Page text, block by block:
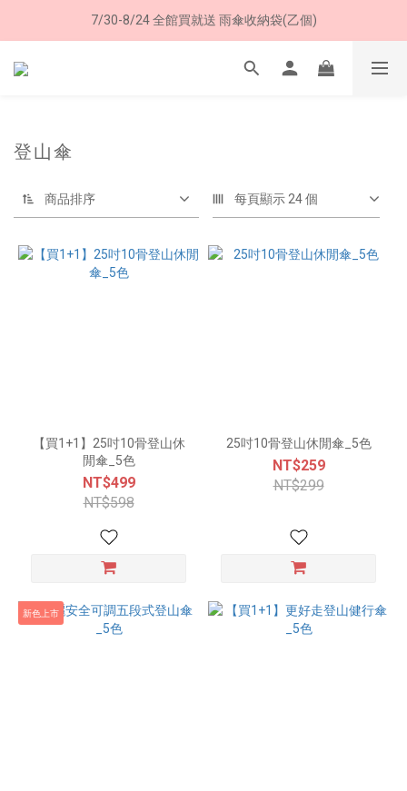
8/8 父親節限定 超商取貨免運費
7/30-8/24 全館買就送 雨傘收納袋(乙個)
8/8 父親節限定 超商取貨免運費
登山傘
商品排序 每頁顯示 24 個
【買1+1】25吋10骨登山休
閒傘_5色
NT$499
NT$598
25吋10骨登山休閒傘_5色
NT$259
NT$299
新色上市